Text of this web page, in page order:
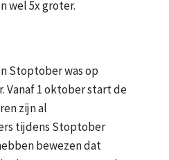
wel 5x groter.
Stoptober was op
Vanaf 1 oktober start de
zijn al
tijdens Stoptober
bewezen dat